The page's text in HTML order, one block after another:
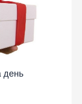
день